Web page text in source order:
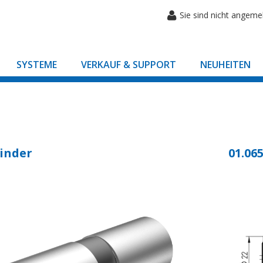
Sie sind nicht
SYSTEME VERKAUF & SUPPORT NEUHEITEN